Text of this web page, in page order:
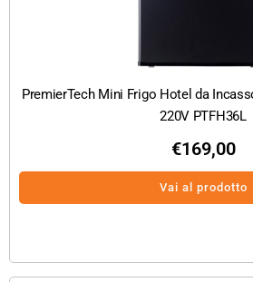
PremierTech Mini Frigo Hotel da
220V PTFH36L
€169,00
Vai al prodotto